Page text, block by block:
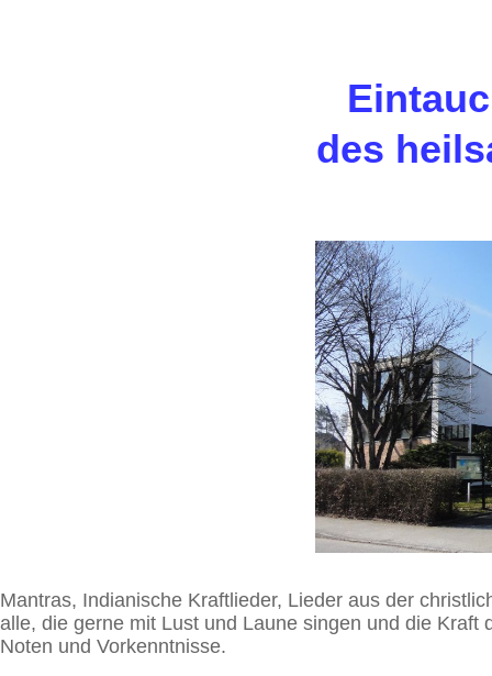
des
Mantras, Indianische Kraftlieder, Lieder aus der
alle, die gerne mit Lust und Laune singen und die
Noten und Vorkenntnisse.